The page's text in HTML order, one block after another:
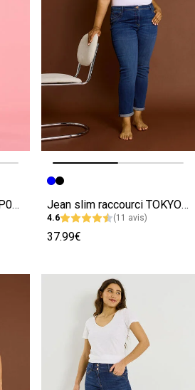
Jean slim push-up RIO P01 femme
Image précédente
Image suivante
Jean slim raccourci TOKYO R01 femme
4.6 (11 avis)
37.99€